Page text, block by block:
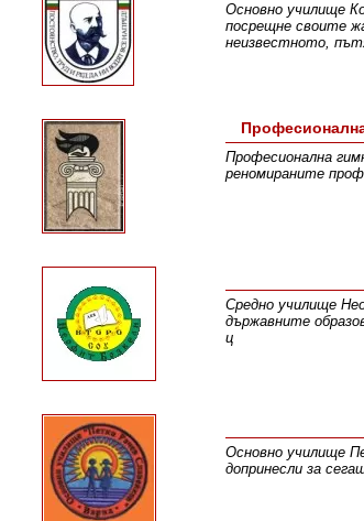
Основно училище
посрещне своите
неизвестното,
Професионална
реномираните
Средно училище
държавните
ц
Основно училище
допринесли за